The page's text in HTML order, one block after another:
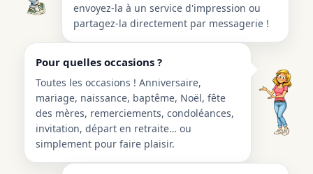
envoyez-la à un service d'impression ou
partagez-la directement par messagerie !
Pour quelles occasions ?
Toutes les occasions ! Anniversaire,
mariage, naissance, baptême, Noël, fête
des mères, remerciements, condoléances,
invitation, départ en retraite… ou
simplement pour faire plaisir.